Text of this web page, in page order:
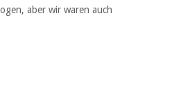
aber wir waren auch